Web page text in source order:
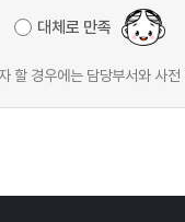
대체로 만족
할 경우에는 담당부서와 사